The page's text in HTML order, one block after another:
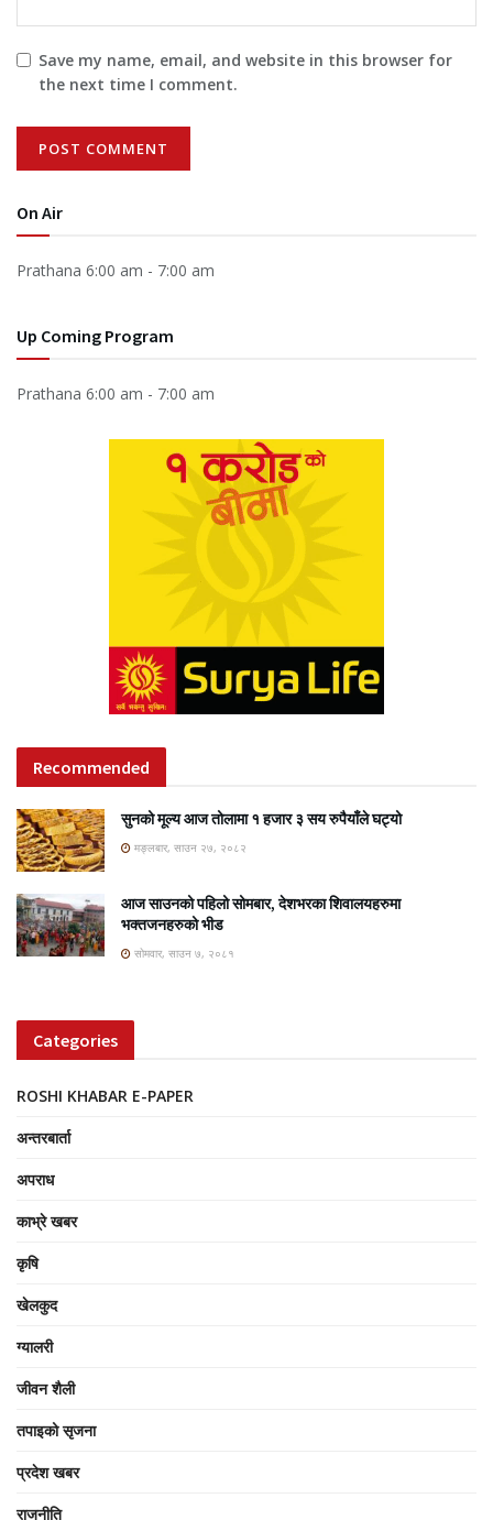
Save my name, email, and website in this browser for
the next time I comment.
On Air
Prathana 6:00 am - 7:00 am
Up Coming Program
Prathana 6:00 am - 7:00 am
Recommended
सुनको मूल्य आज तोलामा १ हजार ३ सय रुपैयाँले घट्यो
मङ्लबार, साउन २७, २०८२
आज साउनको पहिलो सोमबार, देशभरका शिवालयहरुमा
भक्तजनहरुको भीड
सोमवार, साउन ७, २०८१
Categories
ROSHI KHABAR E-PAPER
अन्तरबार्ता
अपराध
काभ्रे खबर
कृषि
खेलकुद
ग्यालरी
जीवन शैली
तपाइको सृजना
प्रदेश खबर
राजनीति